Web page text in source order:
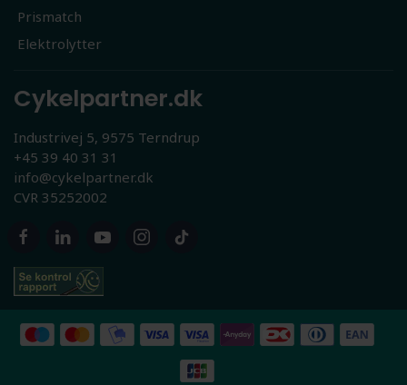
Prismatch
Elektrolytter
Cykelpartner.dk
Industrivej 5, 9575 Terndrup
+45 39 40 31 31
info@cykelpartner.dk
CVR 35252002